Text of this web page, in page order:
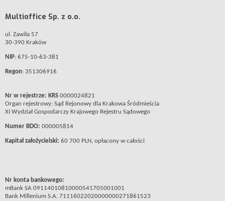
Multioffice Sp. z o.o.
ul. Zawiła 57
30-390 Kraków
NIP: 675-10-63-381
Regon: 351306916
Nr w rejestrze: KRS 0000024821
Organ rejestrowy: Sąd Rejonowy dla Krakowa Śródmieścia
XI Wydział Gospodarczy Krajowego Rejestru Sądowego
Numer BDO: 000005814
Kapitał założycielski: 60 700 PLN, opłacony w całości
Nr konta bankowego:
mBank SA 09114010810000541705001001
Bank Millenium S.A. 71116022020000000271861523